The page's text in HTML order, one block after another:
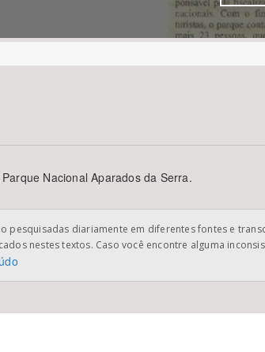
Nacional Aparados da Serra.
pesquisadas diariamente em diferentes fontes e
nestes textos. Caso você encontre alguma